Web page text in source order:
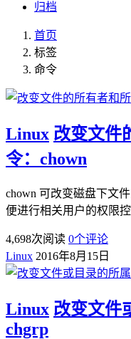
归档
首页
标签
命令
Linux 改变文件
令：chown
chown 可改变磁盘下文
便进行相关用户的权限控
4,698次阅读 0个评论
Linux 2016年8月15日
Linux 改变文件
chgrp